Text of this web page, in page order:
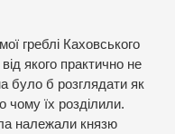
греблі Каховського
якого практично не
було б розглядати як
чому їх розділили.
належали князю